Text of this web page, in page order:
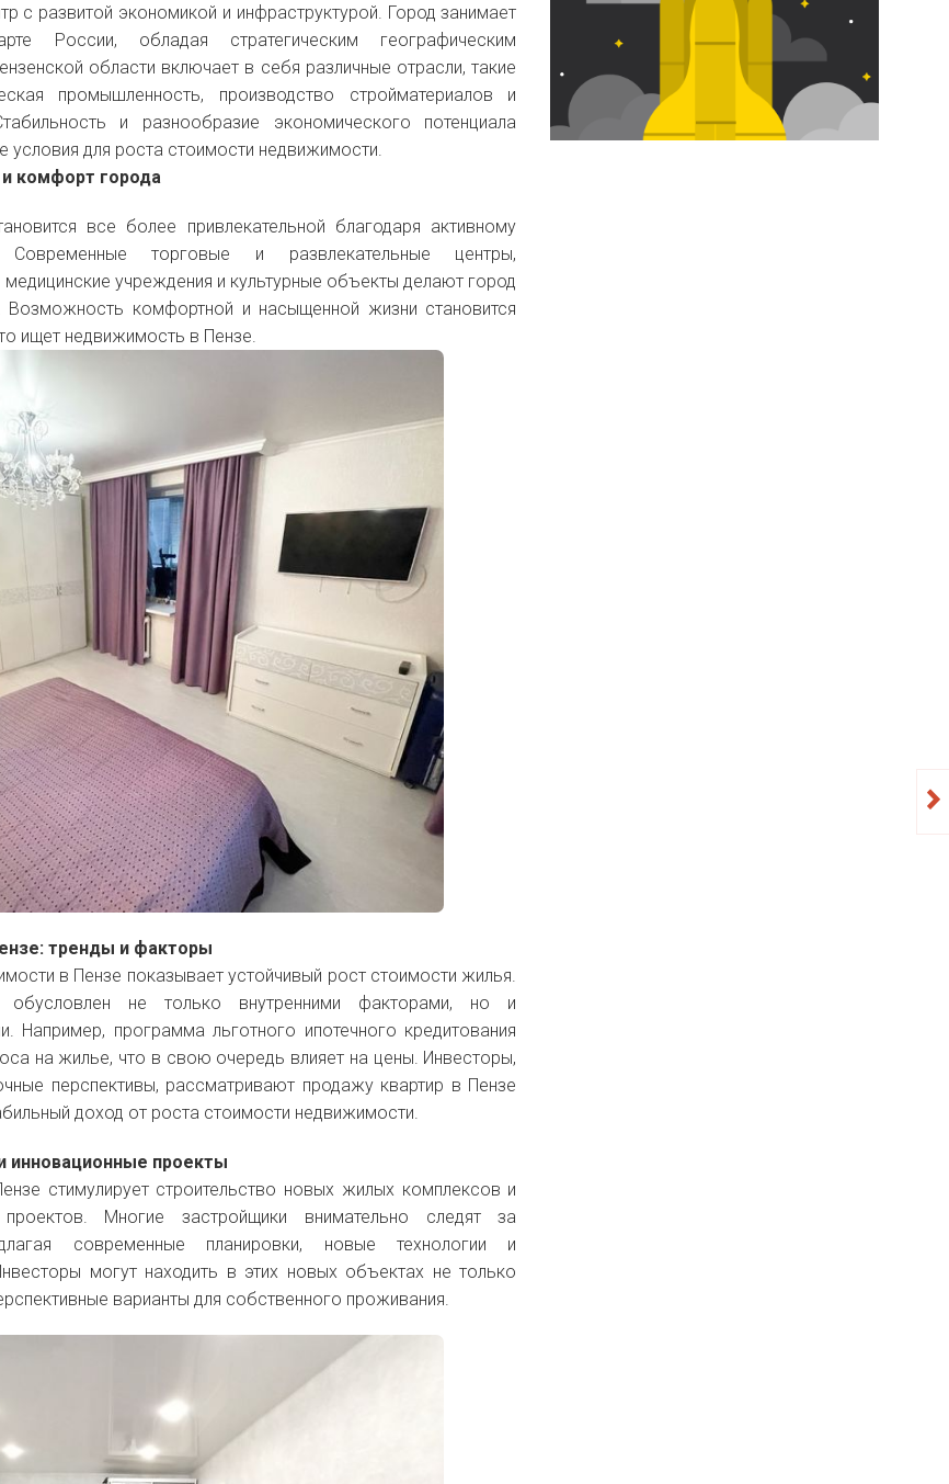
с развитой экономикой и инфраструктурой. Город занимает
России, обладая стратегическим географическим
области включает в себя различные отрасли, такие
промышленность, производство стройматериалов и
и разнообразие экономического потенциала
условия для роста стоимости недвижимости.
комфорт города
все более привлекательной благодаря активному
Современные торговые и развлекательные центры,
учреждения и культурные объекты делают город
комфортной и насыщенной жизни становится
ищет недвижимость в Пензе.
тренды и факторы
в Пензе показывает устойчивый рост стоимости жилья.
обусловлен не только внутренними факторами, но и
Например, программа льготного ипотечного кредитования
на жилье, что в свою очередь влияет на цены. Инвесторы,
перспективы, рассматривают продажу квартир в Пензе
доход от роста стоимости недвижимости.
проекты
стимулирует строительство новых жилых комплексов и
Многие застройщики внимательно следят за
современные планировки, новые технологии и
могут находить в этих новых объектах не только
варианты для собственного проживания.